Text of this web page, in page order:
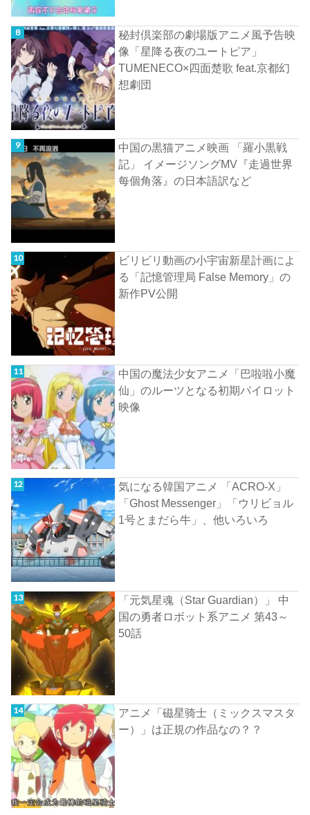
秘封倶楽部の劇場版アニメ風予告映
像「星降る夜のユートピア」
TUMENECO×四面楚歌 feat.京都幻
想劇団
中国の黒猫アニメ映画 「羅小黒戦
記」 イメージソングMV『走過世界
每個角落』の日本語訳など
ビリビリ動画の小宇宙新星計画によ
る「記憶管理局 False Memory」の
新作PV公開
中国の魔法少女アニメ「巴啦啦小魔
仙」のルーツとなる初期パイロット
映像
気になる韓国アニメ 「ACRO-X」
「Ghost Messenger」「ウリビョル
1号とまだら牛」、他いろいろ
「元気星魂（Star Guardian）」 中
国の勇者ロボット系アニメ 第43～
50話
アニメ「磁星骑士（ミックスマスタ
ー）」は正規の作品なの？？